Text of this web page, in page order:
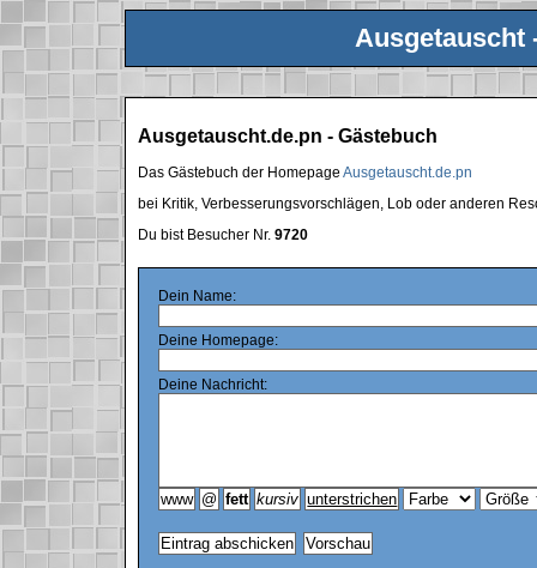
Ausgetauscht
Ausgetauscht.de.pn - Gästebuch
Das Gästebuch der HomepageAusgetauscht.de.pn
bei Kritik, Verbesserungsvorschlägen, Lob oder anderen
Du bist Besucher Nr.9720
Dein Name:
Deine Homepage:
Deine Nachricht: